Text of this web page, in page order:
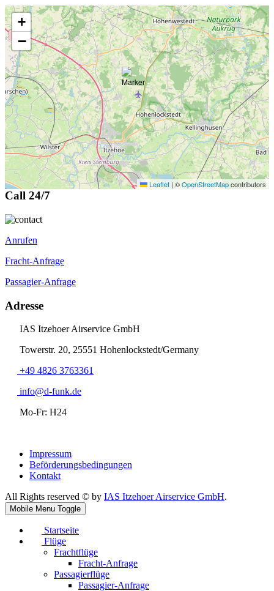
+
−
Leaflet | ©OpenStreetMapcontributors
Call 24/7
Anrufen
Fracht-Anfrage
Passagier-Anfrage
Adresse
IAS Itzehoer Airservice GmbH
Towerstr. 20, 25551 Hohenlockstedt/Germany
+49 4826 3763361
info@d-funk.de
Mo-Fr: H24
Impressum
Beförderungsbedingungen
Kontakt
All Rights reserved © by IAS Itzehoer Airservice GmbH.
Mobile Menu Toggle
Startseite
Flüge
Frachtflüge
Fracht-Anfrage
Passagierflüge
Passagier-Anfrage